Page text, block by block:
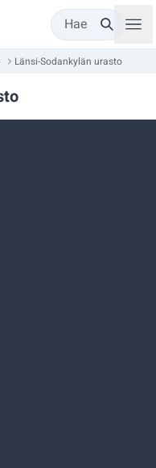
Hae
Länsi-Sodankylän urasto